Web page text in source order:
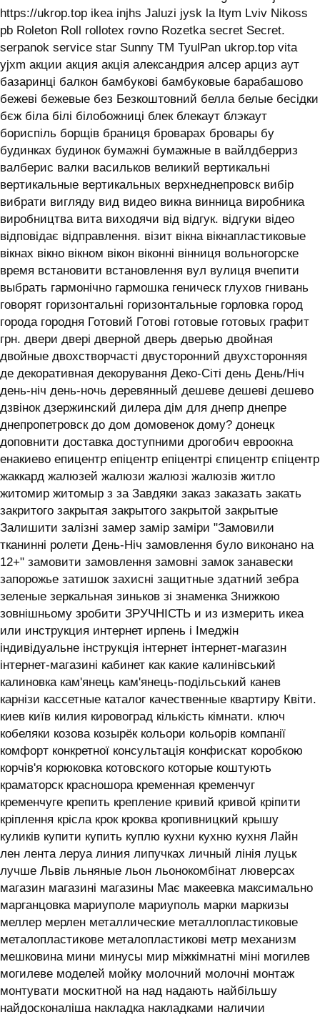
https://ukrop.top ikea injhs Jaluzi jysk la ltym Lviv Nikoss
pb Roleton Roll rollotex rovno Rozetka secret Secret.
serpanok service star Sunny TM TyulPan ukrop.top vita
yjxm акции акция акція александрия алсер арциз аут
базаринці балкон бамбукові бамбуковые барабашово
бежеві бежевые без Безкоштовний белла белые бесідки
бєж біла білі білобожниці блек блекаут блэкаут
бориспіль борщів браниця броварах бровары бу
будинках будинок бумажні бумажные в вайлдберриз
валберис валки васильков великий вертикальні
вертикальные вертикальных верхнеднепровск вибір
вибрати вигляду вид видео викна винница виробника
виробництва вита виходячи від відгук. відгуки відео
відповідає відправлення. візит вікна вікнапластиковые
вікнах вікно вікном вікон віконні вінниця вольногорске
время встановити встановлення вул вулиця вчепити
выбрать гармонічно гармошка геническ глухов гнивань
говорят горизонтальні горизонтальные горловка город
города городня Готовий Готові готовые готовых графит
грн. двери двері дверной дверь дверью двойная
двойные двохстворчасті двусторонний двухсторонняя
де декоративная декорування Деко-Сіті день День/Ніч
день-ніч день-ночь деревянный дешеве дешеві дешево
дзвінок дзержинский дилера дім для днепр днепре
днепропетровск до дом домовенок дому? донецк
доповнити доставка доступними дрогобич евроокна
енакиево епицентр епіцентр епіцентрі єпицентр єпіцентр
жаккард жалюзей жалюзи жалюзі жалюзів житло
житомир житомыр з за Завдяки заказ заказать закать
закритого закрытая закрытого закрытой закрытые
Залишити залізні замер замір заміри "Замовили
тканинні ролети День-Ніч замовлення було виконано на
12+" замовити замовлення замовні замок занавески
запорожье затишок захисні защитные здатний зебра
зеленые зеркальная зиньков зі знаменка Знижкою
зовнішньому зробити ЗРУЧНІСТЬ и из измерить икеа
или инструкция интернет ирпень і ‎Імеджін
індивідуальне інструкція інтернет інтернет-магазин
інтернет-магазині кабинет как какие калинівський
калиновка кам'янець кам'янець-подільський канев
карнізи кассетные каталог качественные квартиру Квіти.
киев київ килия кировоград кількість кімнати. ключ
кобеляки козова козырёк кольори кольорів компанії
комфорт конкретної консультація конфискат коробкою
корчів'я корюковка котовского которые коштують
краматорск красношора кременная кременчуг
кременчуге крепить крепление кривий кривой кріпити
кріплення крісла крок кроква кропивницкий крышу
куликів купити купить куплю кухни кухню кухня ‎Лайн
лен лента леруа линия липучках личный лінія луцьк
лучше Львів льняные льон льонокомбінат люверсах
магазин магазині магазины Має макеевка максимально
марганцовка мариуполе мариуполь марки маркизы
меллер мерлен металлические металлопластиковые
металопластикове металопластикові метр механизм
мешковина мини минусы мир міжкімнатні міні могилев
могилеве моделей мойку молочний молочні монтаж
монтувати москитной на над надають найбільшу
найдосконаліша накладка накладками наличии